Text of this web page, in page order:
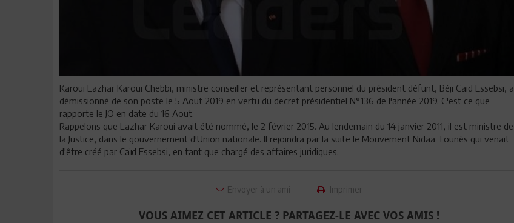
Karoui Lazhar Karoui Chebbi, ministre conseiller et représentant personnel du président défunt, Béji Caid Essebsi, a
démissionné de son poste le 5 Aout 2019 en vertu du decret présidentiel N°136 de l'année 2019. C'est ce que
rapporte le JO en date du 16 Aout.
Rappelons que Lazhar Karoui avait été nommé, le 2 février 2015. Au lendemain du 14 janvier 2011, il est ministre de
la Justice, dans le gouvernement d'Union nationale. Il rejoindra par la suite le Mouvement Nidaa Tounès qui venait
d'être créé par Caïd Essebsi, en tant que chargé des affaires juridiques.
Envoyer à un ami Imprimer
VOUS AIMEZ CET ARTICLE ? PARTAGEZ-LE AVEC VOS AMIS !